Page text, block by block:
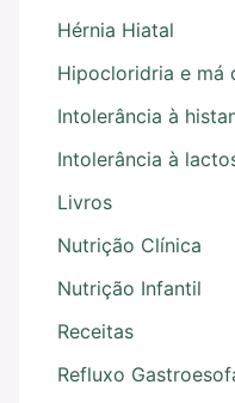
Hérnia Hiatal
Hipocloridria e má
Intolerância à
Intolerância à
Livros
Nutrição Clínica
Nutrição Infantil
Receitas
Refluxo